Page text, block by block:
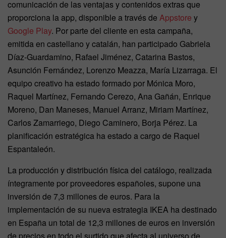
comunicación de las ventajas y contenidos extras que
proporciona la app, disponible a través de Appstore y
Google Play. Por parte del cliente en esta campaña,
emitida en castellano y catalán, han participado Gabriela
Díaz-Guardamino, Rafael Jiménez, Catarina Bastos,
Asunción Fernández, Lorenzo Meazza, María Lizarraga. El
equipo creativo ha estado formado por Mónica Moro,
Raquel Martínez, Fernando Cerezo, Ana Gañán, Enrique
Moreno, Dan Maneses, Manuel Arranz, Miriam Martínez,
Carlos Zamarriego, Diego Caminero, Borja Pérez. La
planificación estratégica ha estado a cargo de Raquel
Espantaleón.
La producción y distribución física del catálogo, realizada
íntegramente por proveedores españoles, supone una
inversión de 7,3 millones de euros. Para la
implementación de su nueva estrategia IKEA ha destinado
en España un total de 12,3 millones de euros en inversión